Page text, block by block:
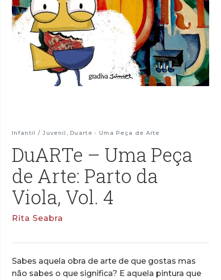
Infantil / Juvenil , Duarte - Uma Peça de Arte
DuARTe – Uma Peça
de Arte: Parto da
Viola, Vol. 4
Rita Seabra
Sabes aquela obra de arte de que gostas mas
não sabes o que significa? E aquela pintura que